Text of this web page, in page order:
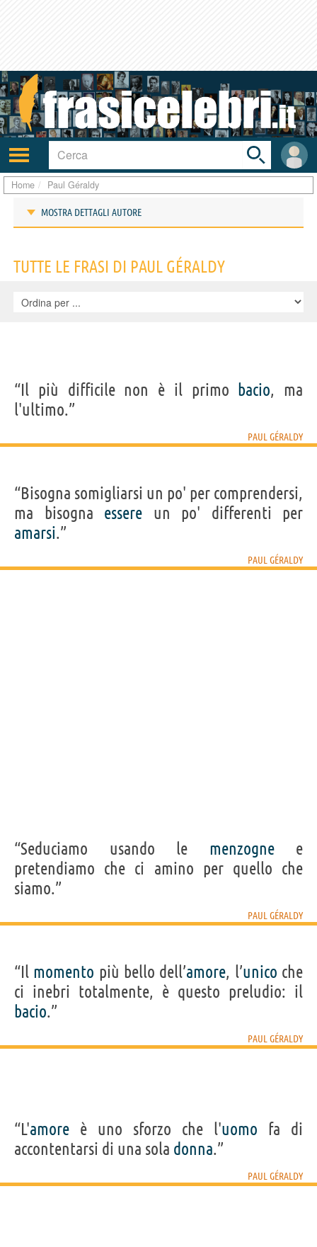
Attiva/disattiva
navigazione
User
area
Toggle
search
bar
Home Paul Géraldy
MOSTRA DETTAGLI AUTORE
IDENTIKIT E DATI ANAGRAFICI
Nome
Cognome Géraldy
Sesso maschile
Acquista libri di Paul Géraldy su
13IN ITALIANO
TUTTE LE FRASI DI PAUL GÉRALDY
“Il più difficile non è il primo bacio, ma
l'ultimo.”
PAUL GÉRALDY
“Bisogna somigliarsi un po' per comprendersi,
ma bisogna essere un po' differenti per
amarsi.”
PAUL GÉRALDY
“Seduciamo usando le menzognee
pretendiamo che ci amino per quello che
siamo.”
PAUL GÉRALDY
“Il momento più bello dell’amore, l’unico che
ci inebri totalmente, è questo preludio: il
bacio.”
PAUL GÉRALDY
“L'amore è uno sforzo che l'uomo fa di
accontentarsi di una sola donna.”
PAUL GÉRALDY